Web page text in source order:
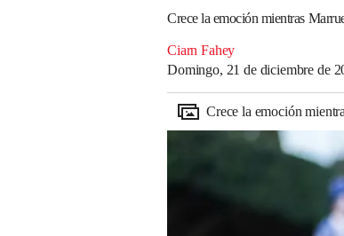
Crece la emoción mientras
Ciarn Fahey
Domingo, 21 de diciembre de
Crece la emoción